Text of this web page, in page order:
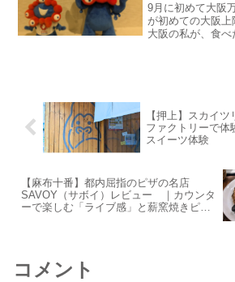
9月に初めて大阪
が初めての大阪上
大阪の私が、食べ
店を紹介します
してください。
【押上】スカイ
ファクトリーで体
スイーツ体験
【麻布十番】都内屈指のピザの名店
SAVOY（サボイ）レビュー ｜カウンタ
ーで楽しむ「ライブ感」と薪窯焼きピザ
コメント